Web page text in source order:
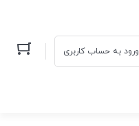
ورود به حساب کاربری